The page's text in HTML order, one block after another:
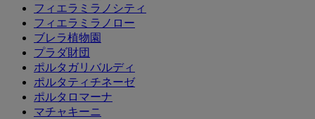
フィエラミラノシティ
フィエラミラノロー
ブレラ植物園
プラダ財団
ポルタガリバルディ
ポルタティチネーゼ
ポルタロマーナ
マチャキーニ